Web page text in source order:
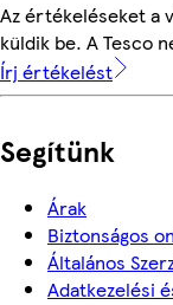
Az értékeléseket a
küldik be. A Tesco
Írj értékelést
Segítünk
Árak
Biztonságos
Általános
Adatkezelési